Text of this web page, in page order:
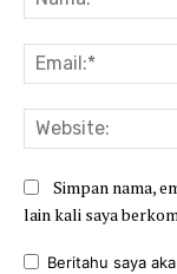
Simpan nama,
lain kali saya
Beritahu saya